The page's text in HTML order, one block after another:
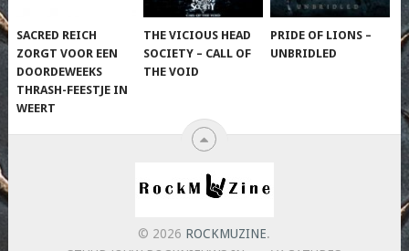
SACRED REICH
ZORGT VOOR EEN
DOORDEWEEKS
THRASH-FEESTJE IN
WEERT
THE VICIOUS HEAD
SOCIETY – CALL OF
THE VOID
PRIDE OF LIONS –
UNBRIDLED
© 2026 ROCKMUZINE.